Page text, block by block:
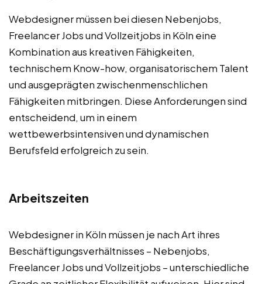
Webdesigner müssen bei diesen Nebenjobs,
Freelancer Jobs und Vollzeitjobs in Köln eine
Kombination aus kreativen Fähigkeiten,
technischem Know-how, organisatorischem Talent
und ausgeprägten zwischenmenschlichen
Fähigkeiten mitbringen. Diese Anforderungen sind
entscheidend, um in einem
wettbewerbsintensiven und dynamischen
Berufsfeld erfolgreich zu sein.
Arbeitszeiten
Webdesigner in Köln müssen je nach Art ihres
Beschäftigungsverhältnisses – Nebenjobs,
Freelancer Jobs und Vollzeitjobs – unterschiedliche